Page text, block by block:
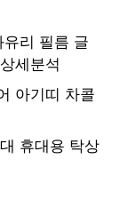
리 필름 글
세분석
아기띠 차콜
휴대용 탁상